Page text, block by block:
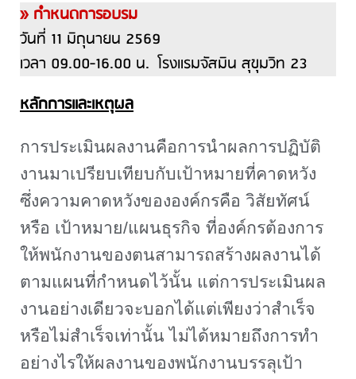
» กำหนดการอบรม
วันที่ 11 มิถุนายน 2569
เวลา 09.00-16.00 น. โรงแรมจัสมิน สุขุมวิท 23
หลักการและเหตุผล
การประเมินผลงานคือการนำผลการปฏิบัติ
งานมาเปรียบเทียบกับเป้าหมายที่คาดหวัง
ซึ่งความคาดหวังขององค์กรคือ วิสัยทัศน์
หรือ เป้าหมาย/แผนธุรกิจ ที่องค์กรต้องการ
ให้พนักงานของตนสามารถสร้างผลงานได้
ตามแผนที่กำหนดไว้นั้น แต่การประเมินผล
งานอย่างเดียวจะบอกได้แต่เพียงว่าสำเร็จ
หรือไม่สำเร็จเท่านั้น ไม่ได้หมายถึงการทำ
อย่างไรให้ผลงานของพนักงานบรรลุเป้า